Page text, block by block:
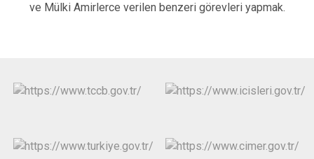
ve Mülki Amirlerce verilen benzeri görevleri yapmak.